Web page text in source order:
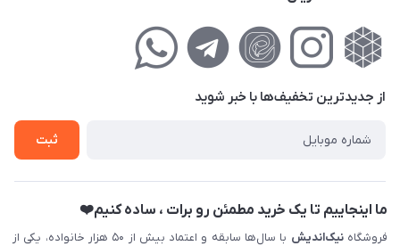
کوچه گلریز 4 غربی ، پلاک 13
لیست محصولات
راهنمای‌خرید‌آنلاین
حریم خصوصی
فروش‌اقساطی
از جدید‌ترین تخفیف‌ها با‌ خبر شوید
ثبت
ما اینجاییم تا یک خرید مطمئن رو برات ، ساده کنیم❤️
فروشگاهنیک‌اندیش
با سال‌ها سابقه و اعتماد بیش از ۵۰ هزار خانواده، یکی از